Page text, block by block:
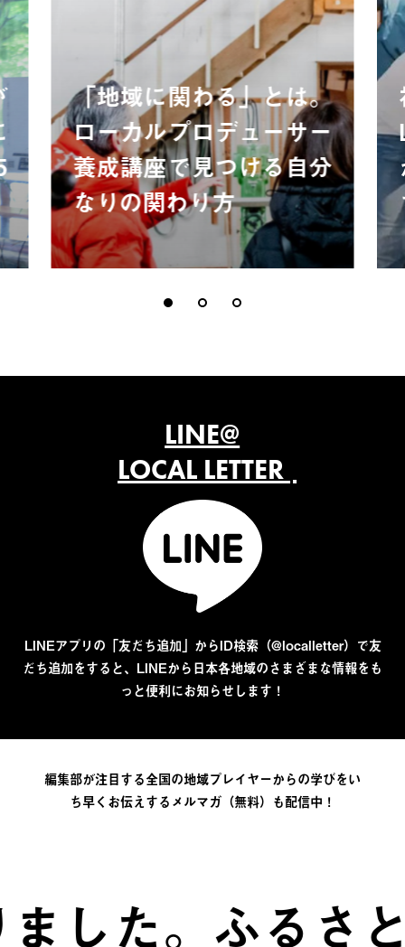
「地域に関わる」とは。
ローカルプロデューサー
養成講座で見つける自分
なりの関わり方
LINE@
LOCAL LETTER
LINEアプリの「友だち追加」からID検索（@localletter）で友
だち追加をすると、LINEから日本各地域のさまざまな情報をも
っと便利にお知らせします！
編集部が注目する全国の地域プレイヤーからの学びをい
ち早くお伝えするメルマガ（無料）も配信中！
。ふるさとは、